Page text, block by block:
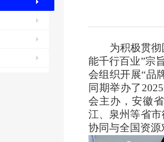
为积极贯
能千行百业”宗
会组织开展“品
同期举办了
会主办，安徽
江、泉州等省
协同与全国资源